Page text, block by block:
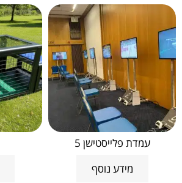
עמדת פלייסטישן 5
מידע נוסף